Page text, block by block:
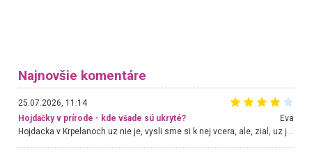
Najnovšie komentáre
25.07.2026, 11:14
Hojdačky v prírode - kde všade sú ukryté?
Eva
Hojdacka v Krpelanoch uz nie je, vysli sme si k nej vcera, ale, zial, uz je znicena. Ak sem planujete cestu len kvoli hojdacke, mozete si ju usetrit. Krasny vyhlad je tu vsak aj bez hojdacky :-)